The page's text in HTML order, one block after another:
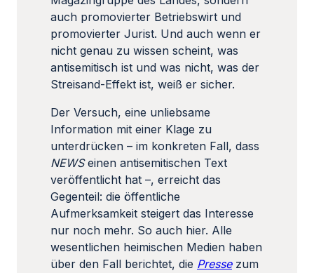
auch promovierter Betriebswirt und
promovierter Jurist. Und auch wenn er
nicht genau zu wissen scheint, was
antisemitisch ist und was nicht, was der
Streisand-Effekt ist, weiß er sicher.
Der Versuch, eine unliebsame
Information mit einer Klage zu
unterdrücken – im konkreten Fall, dass
NEWSeinen antisemitischen Text
veröffentlicht hat –, erreicht das
Gegenteil: die öffentliche
Aufmerksamkeit steigert das Interesse
nur noch mehr. So auch hier. Alle
wesentlichen heimischen Medien haben
über den Fall berichtet, die Pressezum